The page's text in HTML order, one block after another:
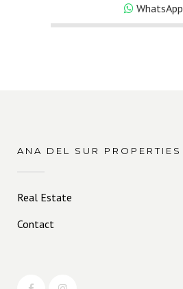
WhatsApp
ANA DEL SUR PROPERTIES
Real Estate
Contact